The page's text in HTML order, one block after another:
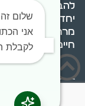
להבין ולשנות.
יחד, ניצור
מרחב
חיים בריא ומאוזן.
הזכויות שמורות.
שלום
אני
לקבלת